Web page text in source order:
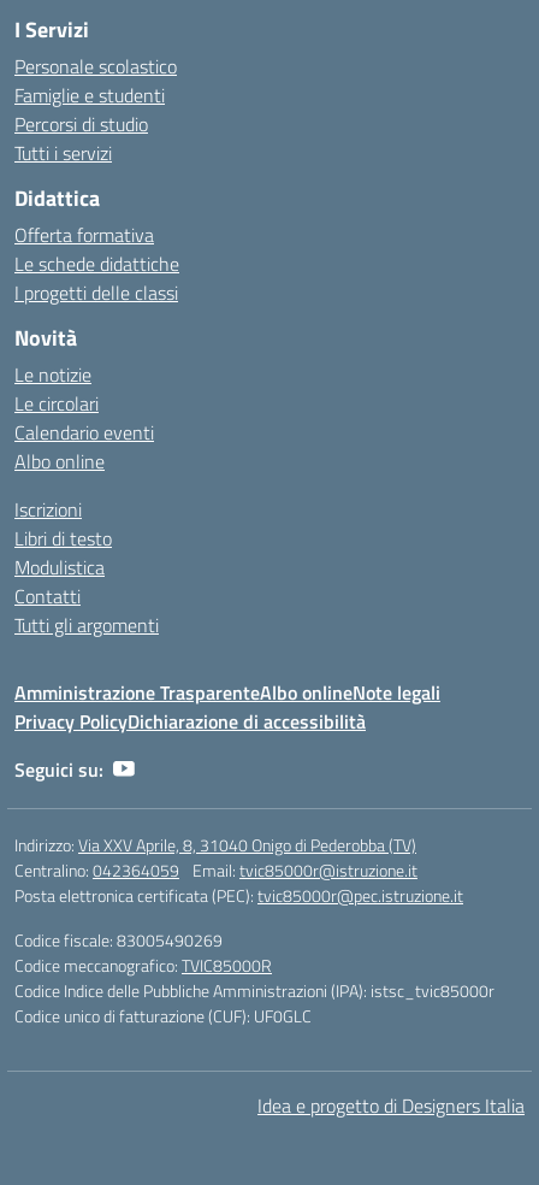
I Servizi
Personale scolastico
Famiglie e studenti
Percorsi di studio
Tutti i servizi
Didattica
Offerta formativa
Le schede didattiche
I progetti delle classi
Novità
Le notizie
Le circolari
Calendario eventi
Albo online
Iscrizioni
Libri di testo
Modulistica
Contatti
Tutti gli argomenti
Amministrazione TrasparenteAlbo onlineNote legali
Privacy PolicyDichiarazione di accessibilità
Seguici su:
Indirizzo:Via XXV Aprile, 8, 31040 Onigo di Pederobba (TV)
Centralino:042364059 Email:tvic85000r@istruzione.it
Posta elettronica certificata (PEC):tvic85000r@pec.istruzione.it
Codice fiscale: 83005490269
Codice meccanografico:TVIC85000R
Codice Indice delle Pubbliche Amministrazioni (IPA): istsc_tvic85000r
Codice unico di fatturazione (CUF): UF0GLC
Idea e progetto di Designers Italia